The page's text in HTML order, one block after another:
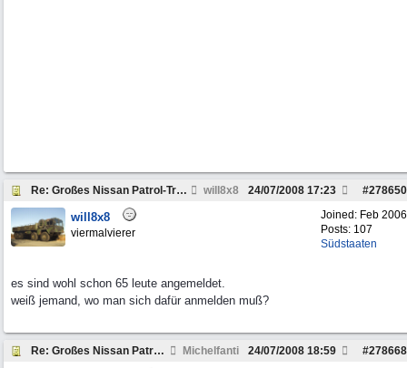
Re: Großes Nissan Patrol-Treffen am 26. u. 27. Jul will8x8 #278650
24/07/2008 17:23
Joined: Feb 2006
Posts: 107
Südstaaten
will8x8
viermalvierer
es sind wohl schon 65 leute angemeldet.
weiß jemand, wo man sich dafür anmelden muß?
Re: Großes Nissan Patrol-Treffen am 26. u. 27. Juli 20 Michelfanti #278668
24/07/2008 18:59